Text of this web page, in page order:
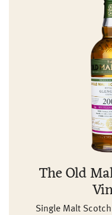
The Old
Single Malt